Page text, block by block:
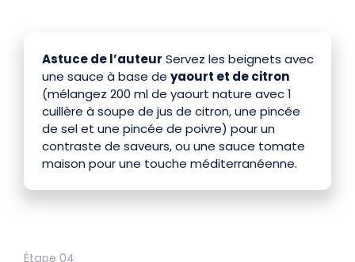
Astuce de l’auteur Servez les beignets avec
une sauce à base de yaourt et de citron
(mélangez 200 ml de yaourt nature avec 1
cuillère à soupe de jus de citron, une pincée
de sel et une pincée de poivre) pour un
contraste de saveurs, ou une sauce tomate
maison pour une touche méditerranéenne.
Étape 04